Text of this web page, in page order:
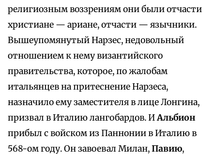
религиозным воззрениям они были отчасти
христиане — ариане, отчасти — язычники.
Вышеупомянутый Нарзес, недовольный
отношением к нему византийского
правительства, которое, по жалобам
итальянцев на притеснение Нарзеса,
назначило ему заместителя в лице Лонгина,
призвал в Италию лангобардов. ИАльбион
прибыл с войском из Паннонии в Италию в
568-ом году. Он завоевал Милан,Павию,